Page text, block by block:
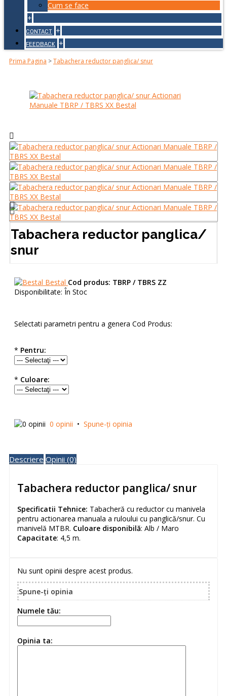
Cum se face
+
CONTACT +
FEEDBACK +
Prima Pagina >Tabachera reductor panglica/ snur
Tabachera reductor panglica/
snur
Bestal Cod produs: TBRP / TBRS ZZ
Disponibilitate: În Stoc
Selectati parametri pentru a genera Cod Produs:
* Pentru:
* Culoare:
0 opinii • Spune-ţi opinia
Descriere Opinii (0)
Tabachera reductor panglica/ snur
Specificatii Tehnice: Tabacheră cu reductor cu manivela
pentru actionarea manuala a ruloului cu panglică/snur. Cu
manivelă MTBR. Culoare disponibilă: Alb / Maro
Capacitate: 4,5 m.
Nu sunt opinii despre acest produs.
Spune-ţi opinia
Numele tău:
Opinia ta: